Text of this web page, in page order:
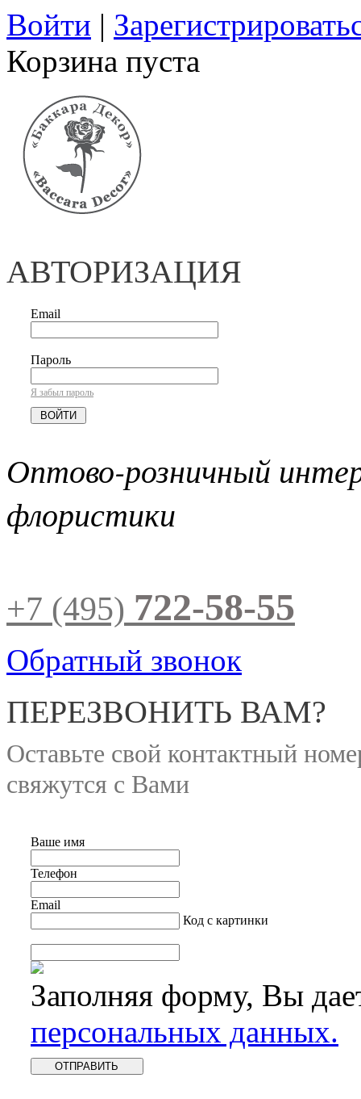
Войти |
Корзина пуста
АВТОРИЗАЦИЯ
Email
Пароль
Я забыл пароль
Оптово-розничный
флористики
+7 (495) 722-58-55
Обратный звонок
ПЕРЕЗВОНИТЬ ВАМ?
Оставьте свой контактный
свяжутся с Вами
Ваше имя
Телефон
Email
Код с картинки
Заполняя форму, Вы
персональных данных.